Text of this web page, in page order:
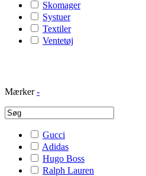
Skomager
Systuer
Textiler
Ventetøj
Mærker -
Gucci
Adidas
Hugo Boss
Ralph Lauren